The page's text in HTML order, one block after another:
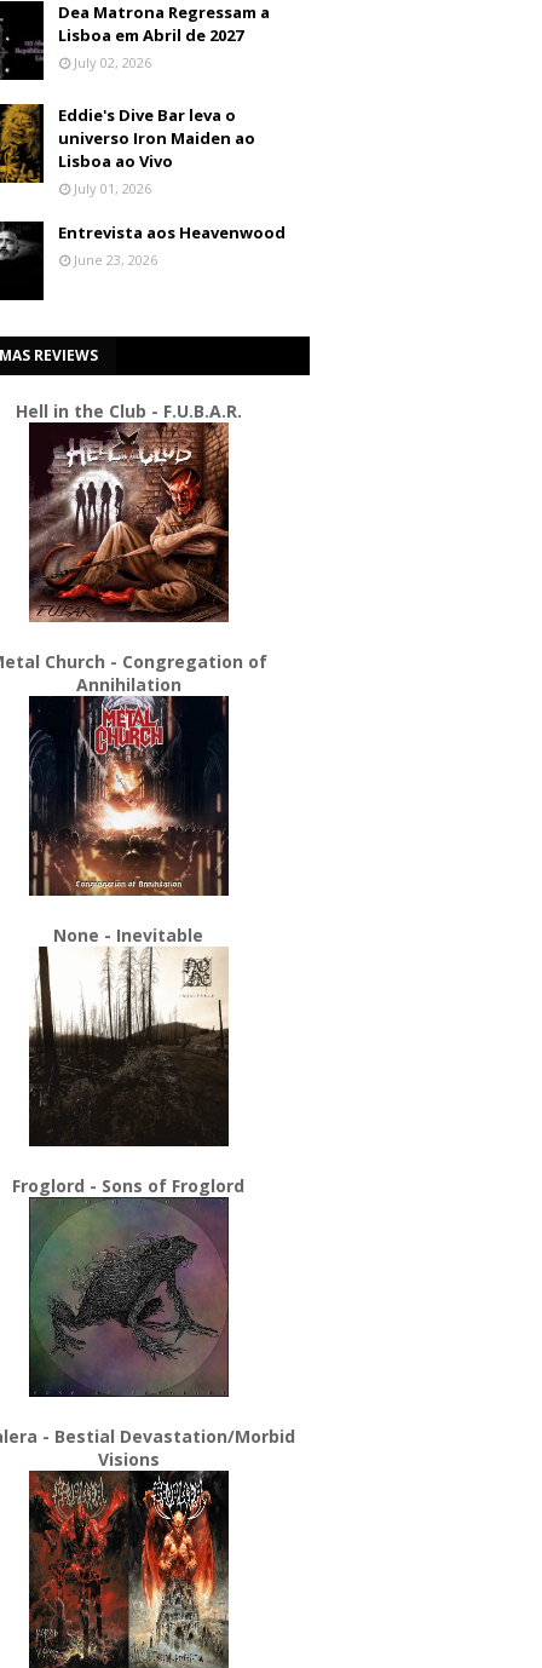
Dea Matrona Regressam a
Lisboa em Abril de 2027
July 02, 2026
Eddie's Dive Bar leva o
universo Iron Maiden ao
Lisboa ao Vivo
July 01, 2026
Entrevista aos Heavenwood
June 23, 2026
REVIEWS
Hell in the Club - F.U.B.A.R.
Church - Congregation of
Annihilation
None - Inevitable
Froglord - Sons of Froglord
- Bestial Devastation/Morbid
Visions